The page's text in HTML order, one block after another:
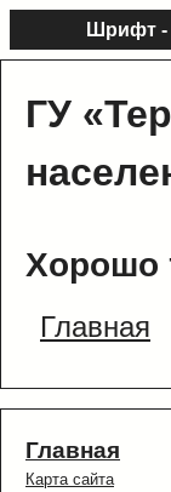
Шрифт -
ГУ
Хорошо
Главная
Главная
Карта сайта